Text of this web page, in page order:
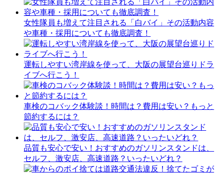
女性隊員も増えて注目される「白バイ」その活動内容
や車種・採用についても徹底調査！
運転しやすい湾岸線を使って、大阪の展望台巡りドラ
イブへ行こう！
車検のコバック体験談！時間は？費用は安い？もっと
節約するには？
品質も安心で安い！おすすめのガソリンスタンドは、
セルフ、激安店、高速道路？いったいどれ？